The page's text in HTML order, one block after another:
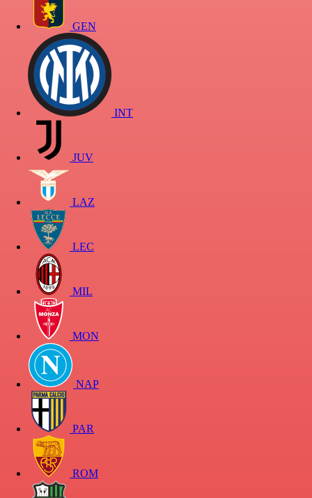
GEN
INT
JUV
LAZ
LEC
MIL
MON
NAP
PAR
ROM